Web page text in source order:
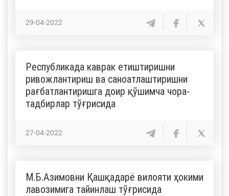
29-04-2022
Республикада каврак етиштиришни
ривожлантириш ва саноатлаштиришни
рағбатлантиришга доир қўшимча чора-
тадбирлар тўғрисида
27-04-2022
М.Б.Азимовни Қашқадарё вилояти ҳокими
лавозимига тайинлаш тўғрисида